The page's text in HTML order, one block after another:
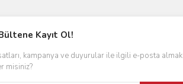
Kayıt Ol!
kampanya ve duyurular ile ilgili e-posta almak
misiniz?